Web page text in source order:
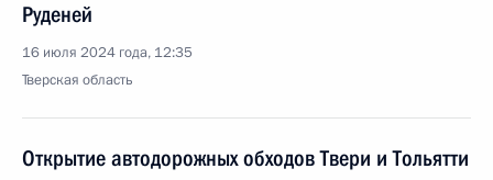
Руденей
16 июля 2024 года, 12:35
Тверская область
Открытие автодорожных обходов Твери и Тольятти